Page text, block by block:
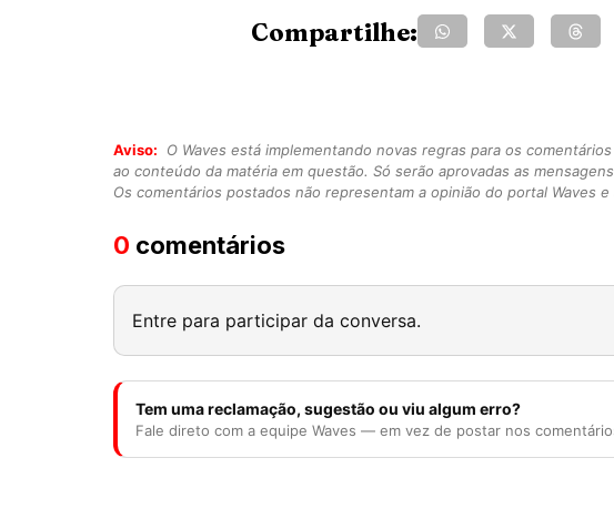
Compartilhe:
Aviso:
O Waves está implementando novas regras para os
ao conteúdo da matéria em questão. Só serão aprovadas as
Os comentários postados não representam a opinião do portal Waves
0 comentários
Entre para participar da conversa.
Tem uma reclamação, sugestão ou viu algum erro?
Fale direto com a equipe Waves — em vez de postar nos